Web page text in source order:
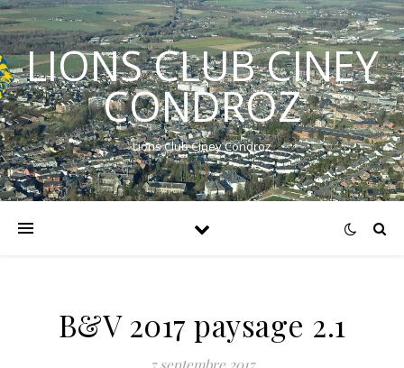
LIONS CLUB CINEY
CONDROZ
Lions Club Ciney Condroz
B&V 2017 paysage 2.1
7 septembre 2017